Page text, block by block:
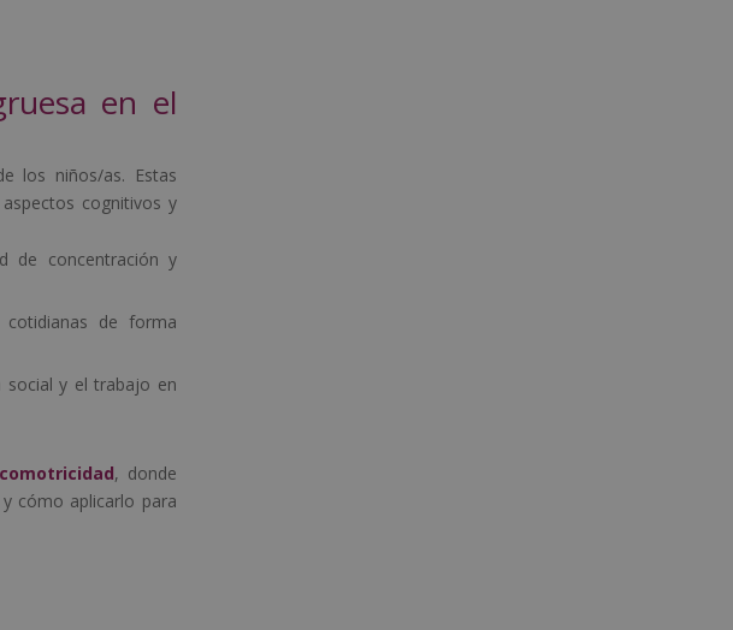
en el
los niños/as. Estas
cognitivos y
de concentración y
de forma
social y el trabajo en
, donde
cómo aplicarlo para